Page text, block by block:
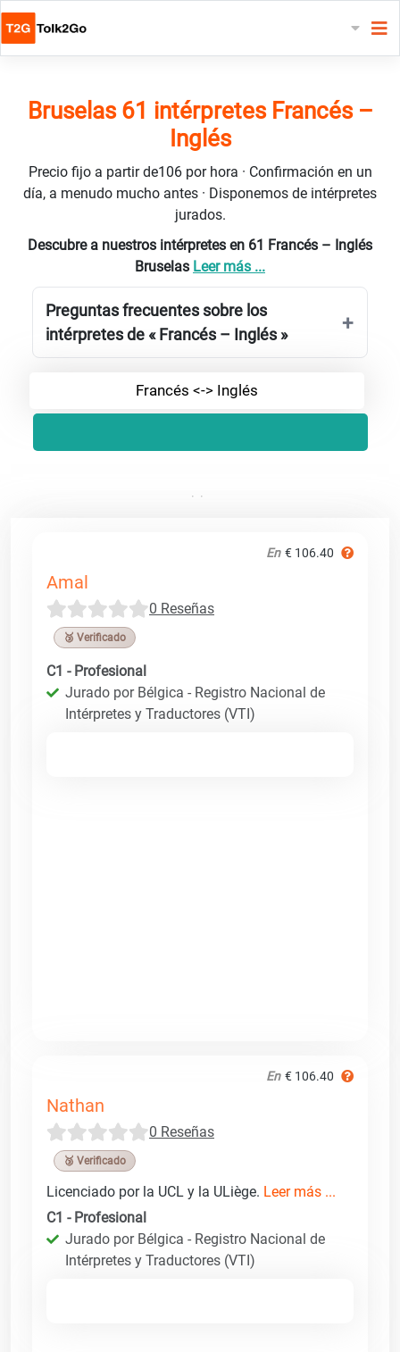
Bruselas 61 intérpretes Francés –
Inglés
Precio fijo a partir de106 por hora · Confirmación en un
día, a menudo mucho antes · Disponemos de intérpretes
jurados.
Descubre a nuestros intérpretes en 61 Francés – Inglés
Bruselas Leer más ...
Preguntas frecuentes sobre los
intérpretes de « Francés – Inglés »
Francés <-> Inglés
En € 106.40
Amal
0 Reseñas
🥉 Verificado
C1 - Profesional
Jurado por Bélgica - Registro Nacional de
Intérpretes y Traductores (VTI)
En € 106.40
Nathan
0 Reseñas
🥉 Verificado
Licenciado por la UCL y la ULiège. Leer más ...
C1 - Profesional
Jurado por Bélgica - Registro Nacional de
Intérpretes y Traductores (VTI)